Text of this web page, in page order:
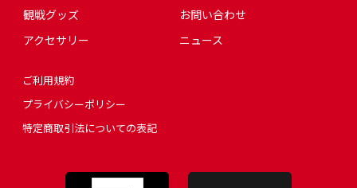
観戦グッズ
アクセサリー
お問い合わせ
ニュース
ご利用規約
プライバシーポリシー
特定商取引法についての表記